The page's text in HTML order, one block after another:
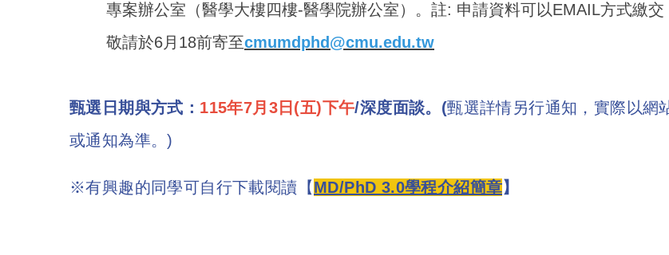
專案辦公室（醫學大樓四樓-醫學院辦公室）。註: 申請資料可以EMAIL方式繳交
敬請於6月18前寄至cmumdphd@cmu.edu.tw
甄選日期與方式： 115年7月3日(五)下午/深度面談。(甄選詳情另行通知，實際以網
或通知為準。)
※有興趣的同學可自行下載閱讀【MD/PhD 3.0學程介紹簡章】